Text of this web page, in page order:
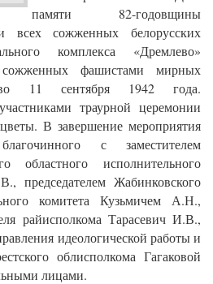
памяти 82-годовщины
всех сожженных белорусских
комплекса «Дремлево»
фашистами мирных
11 сентября 1942 года.
траурной церемонии
В завершение мероприятия
с заместителем
областного исполнительного
председателем Жабинковского
комитета Кузьмичем А.Н.,
райисполкома Тарасевич И.В.,
идеологической работы и
облисполкома Гагаковой
лицами.